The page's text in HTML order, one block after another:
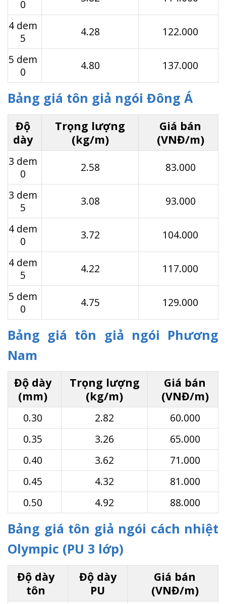
0
4 dem
5
4.28 122.000
5 dem
0
4.80 137.000
Bảng giá tôn giả ngói Đông Á
Độ
dày
Trọng lượng
(kg/m)
Giá bán
(VNĐ/m)
3 dem
0
2.58 83.000
3 dem
5
3.08 93.000
4 dem
0
3.72 104.000
4 dem
5
4.22 117.000
5 dem
0
4.75 129.000
Bảng giá tôn giả ngói Phương
Nam
Độ dày
(mm)
Trọng lượng
(kg/m)
Giá bán
(VNĐ/m)
0.30 2.82
60.000
0.35
3.26
65.000
0.40
3.62
71.000
0.45
4.32
81.000
0.50
4.92 88.000
Bảng giá tôn giả ngói cách nhiệt
Olympic (PU 3 lớp)
Độ dày
tôn
Độ dày
PU
Giá bán
(VNĐ/m)